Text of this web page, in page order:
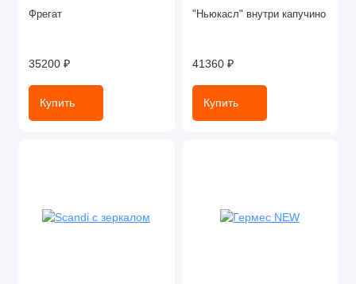
Фрегат
35200 ₽
Купить
"Ньюкасл" внутри капучино
41360 ₽
Купить